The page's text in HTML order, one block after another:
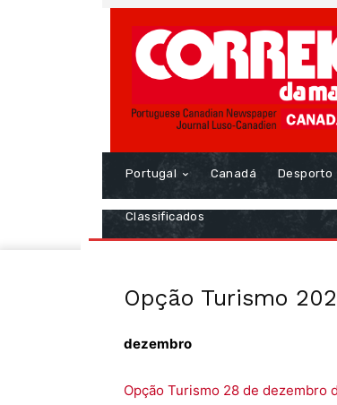
Portugal Canadá Desporto
Classificados
Opção Turismo
dezembro
Opção Turismo 28 de dezembro